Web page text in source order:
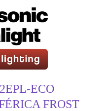
ECO
FROST